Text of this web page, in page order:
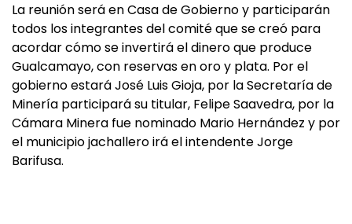
La reunión será en Casa de Gobierno y participarán
todos los integrantes del comité que se creó para
acordar cómo se invertirá el dinero que produce
Gualcamayo, con reservas en oro y plata. Por el
gobierno estará José Luis Gioja, por la Secretaría de
Minería participará su titular, Felipe Saavedra, por la
Cámara Minera fue nominado Mario Hernández y por
el municipio jachallero irá el intendente Jorge
Barifusa.